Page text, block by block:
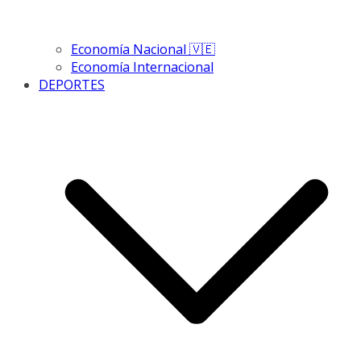
Economía Nacional 🇻🇪
Economía Internacional
DEPORTES